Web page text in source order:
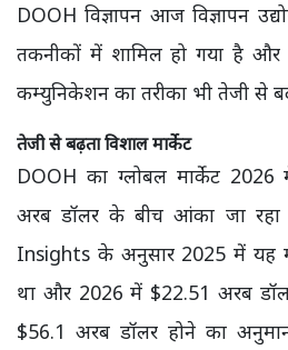
DOOH विज्ञापन आज विज्ञापन
तकनीकों में शामिल हो गया है और
कम्युनिकेशन का तरीका भी तेजी से
तेजी से बढ़ता विशाल मार्केट
DOOH का ग्लोबल मार्केट
अरब डॉलर के बीच आंका जा
Insights के अनुसार 2025 में यह
था और 2026 में $22.51 अरब
$56.1 अरब डॉलर होने का